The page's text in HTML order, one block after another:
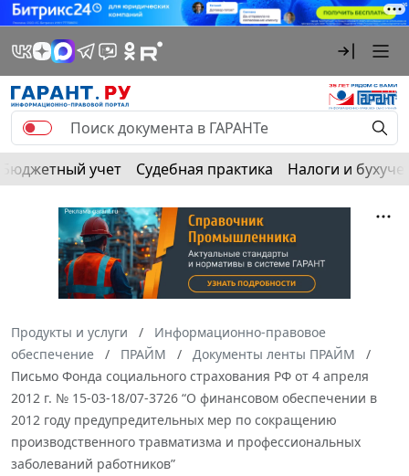
Бюджетный учет Судебная практика Налоги и
Продукты и услуги
Информационно-правовое
обеспечение
ПРАЙМ
Документы ленты ПРАЙМ
Письмо Фонда социального страхования РФ от 4 апреля
2012 г. № 15-03-18/07-3726 “О финансовом обеспечении в
2012 году предупредительных мер по сокращению
производственного травматизма и профессиональных
заболеваний работников”